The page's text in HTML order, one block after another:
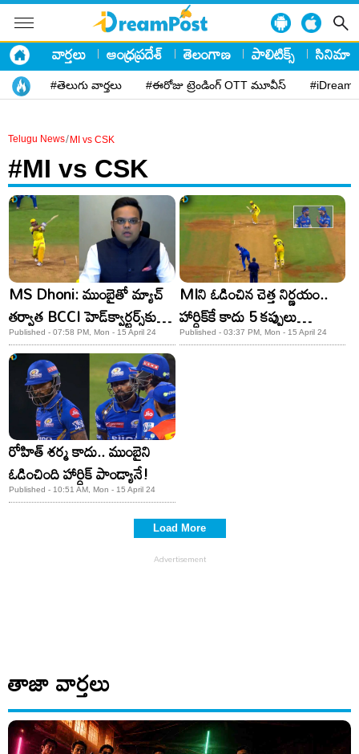
వార్తలు ఆంధ్రప్రదేశ్ తెలంగాణ పాలిటిక్స్ సినిమా
#తెలుగు వార్తలు #ఈరోజు ట్రెండింగ్ OTT మూవీస్
Telugu News/ MI vs CSK
#MI vs CSK
MS Dhoni: ముంబైతో మ్యాచ్​
తర్వాత BCCI హెడ్​క్వార్టర్స్​కు
ధోని.. పెద్ద ప్లానింగే ఇది!
Published - 07:58 PM, Mon - 15 April 24
MIని ఓడించిన చెత్త నిర్ణయం..
హార్దిక్​కే కాదు 5 కప్పులు
అందించిన రోహిత్​కూ తట్టలేదు!
Published - 03:37 PM, Mon - 15 April 24
రోహిత్‌ శర్మ కాదు.. ముంబైని
ఓడించింది హార్దిక్‌ పాండ్యానే!
Published - 10:51 AM, Mon - 15 April 24
Load More
తాజా వార్తలు